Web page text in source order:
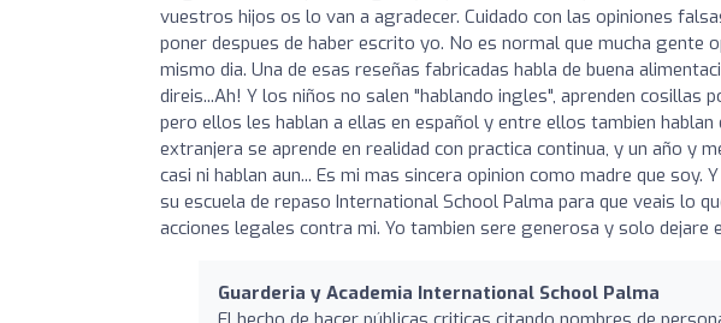
vuestros hijos os lo van a agradecer. Cuidado con las opiniones
poner despues de haber escrito yo. No es normal que mucha gente
mismo dia. Una de esas reseñas fabricadas habla de buena
direis...Ah! Y los niños no salen "hablando ingles", aprenden cosillas
pero ellos les hablan a ellas en español y entre ellos tambien hablan
extranjera se aprende en realidad con practica continua, y un año y
casi ni hablan aun... Es mi mas sincera opinion como madre que
su escuela de repaso International School Palma para que veais lo
acciones legales contra mi. Yo tambien sere generosa y solo dejare
Guarderia y Academia International School Palma